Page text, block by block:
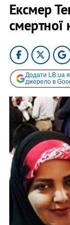
Ексмер
смертної
Додати LB.ua
джерело в